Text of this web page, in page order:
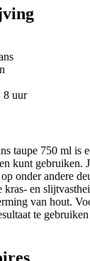
8 uur
taupe 750 ml is
kunt gebruiken.
onder andere
en
van hout.
te